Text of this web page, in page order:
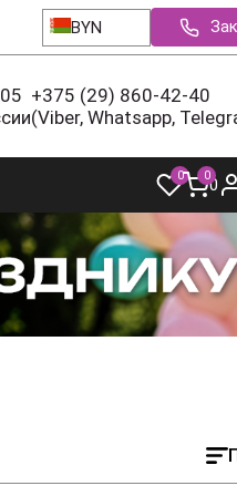
BYN
+375 (29) 860-42-40
(Viber, Whatsapp,
0 00